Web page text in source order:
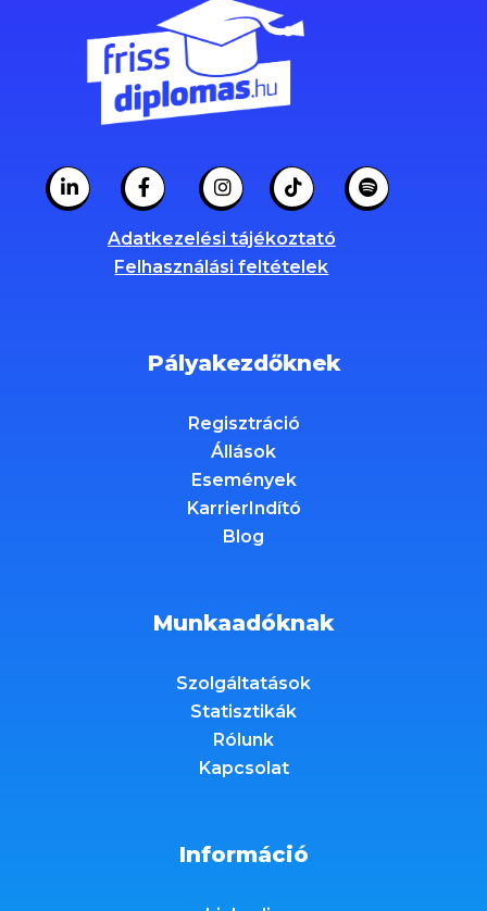
Adatkezelési tájékoztató
Felhasználási feltételek
Pályakezdőknek
Regisztráció
Állások
Események
KarrierIndító
Blog
Munkaadóknak
Szolgáltatások
Statisztikák
Rólunk
Kapcsolat
Információ